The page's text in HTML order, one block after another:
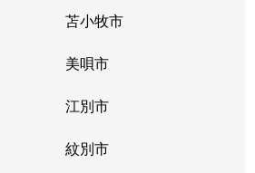
苫小牧市
美唄市
江別市
紋別市